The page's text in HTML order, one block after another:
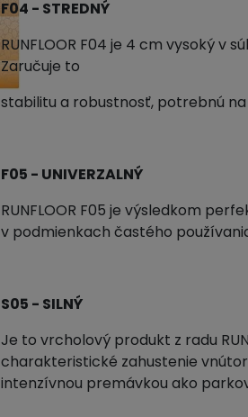
F04 - STREDNÝ
RUNFLOOR F04 je 4 cm vysoký v
Zaručuje to
stabilitu a robustnosť, potrebnú
F05 - UNIVERZALNÝ
RUNFLOOR F05 je výsledkom
v podmienkach častého
S05 - SILNÝ
Je to vrcholový produkt z radu
charakteristické zahustenie
intenzívnou premávkou ako